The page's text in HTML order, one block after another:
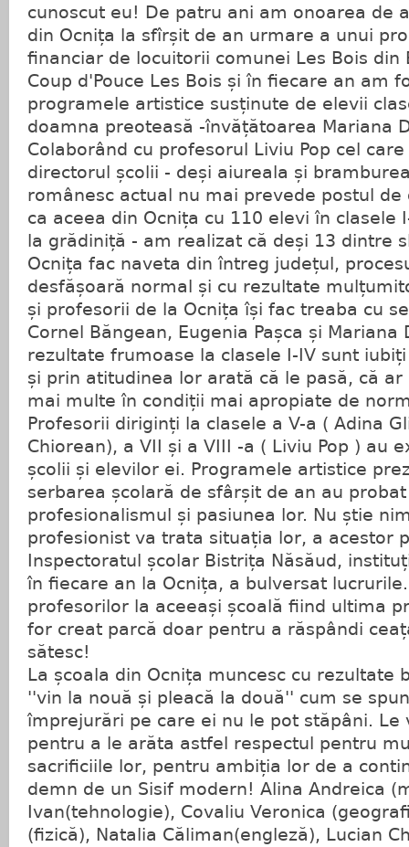
cunoscut eu! De patru ani am onoarea de
din Ocnița la sfîrșit de an urmare a unui
financiar de locuitorii comunei Les Bois din
Coup d'Pouce Les Bois și în fiecare an am
programele artistice susținute de elevii
doamna preoteasă -învățătoarea Mariana
Colaborând cu profesorul Liviu Pop cel
directorul școlii - deși aiureala și
românesc actual nu mai prevede postul de
ca aceea din Ocnița cu 110 elevi în clasele
la grădiniță - am realizat că deși 13 dintre
Ocnița fac naveta din întreg județul,
desfășoară normal și cu rezultate
și profesorii de la Ocnița își fac treaba cu
Cornel Băngean, Eugenia Pașca și
rezultate frumoase la clasele I-IV sunt
și prin atitudinea lor arată că le pasă, că
mai multe în condiții mai apropiate de
Profesorii diriginți la clasele a V-a ( Adina
Chiorean), a VII și a VIII -a ( Liviu Pop ) au
școlii și elevilor ei. Programele artistice
serbarea școlară de sfârșit de an au
profesionalismul și pasiunea lor. Nu știe
profesionist va trata situația lor, a acestor
Inspectoratul școlar Bistrița Năsăud,
în fiecare an la Ocnița, a bulversat
profesorilor la aceeași școală fiind ultima
for creat parcă doar pentru a răspândi
sătesc!
La școala din Ocnița muncesc cu rezultate
''vin la nouă și pleacă la două'' cum se
împrejurări pe care ei nu le pot stăpâni. Le
pentru a le arăta astfel respectul pentru
sacrificiile lor, pentru ambiția lor de a
demn de un Sisif modern! Alina Andreica
Ivan(tehnologie), Covaliu Veronica
(fizică), Natalia Căliman(engleză), Lucian